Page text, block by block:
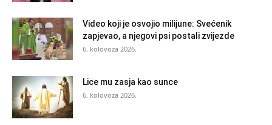
Video koji je osvojio milijune: Svećenik
zapjevao, a njegovi psi postali zvijezde
6. kolovoza 2026.
Lice mu zasja kao sunce
6. kolovoza 2026.